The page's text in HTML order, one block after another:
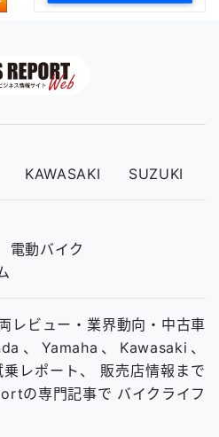
KAWASAKI SUZUKI
電動バイク
レビュー・業界動向・中古車
、Yamaha、Kawasaki、
レポート、 販売店情報まで
の専門記事で バイクライフ